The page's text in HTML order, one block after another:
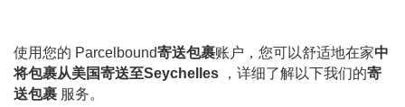
使用您的 Parcelbound寄送包裹账户，您可以舒适地在家中
将包裹从美国寄送至Seychelles ，详细了解以下我们的寄
送包裹 服务。